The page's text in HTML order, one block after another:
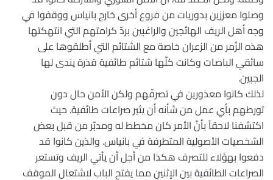
وصلوا معززين بدوريات من فروع أخرى خارج بانياس ووقفوا في
وجه أهل الريف الهائجين والراغبين بردّ كرامتهم التي انتهكتها
هذه الزُمر من الزعران خاصة مع الشتائم التي أطلقوها على
سائقي الباصات وكانت كلّها شتائم طائفية قذرة يندى لها
الجبين.
لذلك كانوا معذورين في تصرفّهم ولكن الأمن حال دون
تورطهم بأي عمل من شأنه أن يثير صراعات طائفية. حيث
اكتشفنا لاحقاً بأنَّ الأمر كان مخطط له ومدبّر من قبل بعض
الشخصيات الأصولية المتطرفة في بانياس. والذين كانوا قد
دفعوا بهؤلاء للتصرف هكذا من أجل أن يأتي الريف وتستعر
الصراعات الطائفية بين الإثنين مما يفتح الباب لاشتعال الموقف